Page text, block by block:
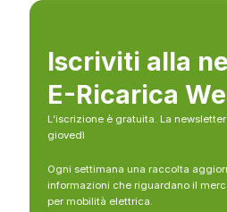
Iscriviti alla
E-Ricarica
L’iscrizione è gratuita. La
giovedì
Ogni settimana una raccolta
informazioni che riguardano il
per mobilità elettrica.